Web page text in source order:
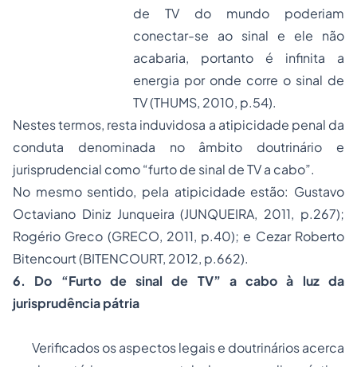
de TV do mundo poderiam
conectar-se ao sinal e ele não
acabaria, portanto é infinita a
energia por onde corre o sinal de
TV (THUMS, 2010, p.54).
Nestes termos, resta induvidosa a atipicidade penal da
conduta denominada no âmbito doutrinário e
jurisprudencial como “furto de sinal de TV a cabo”.
No mesmo sentido, pela atipicidade estão: Gustavo
Octaviano Diniz Junqueira (JUNQUEIRA, 2011, p.267);
Rogério Greco (GRECO, 2011, p.40); e Cezar Roberto
Bitencourt (BITENCOURT, 2012, p.662).
6. Do “Furto de sinal de TV” a cabo à luz da
jurisprudência pátria
Verificados os aspectos legais e doutrinários acerca